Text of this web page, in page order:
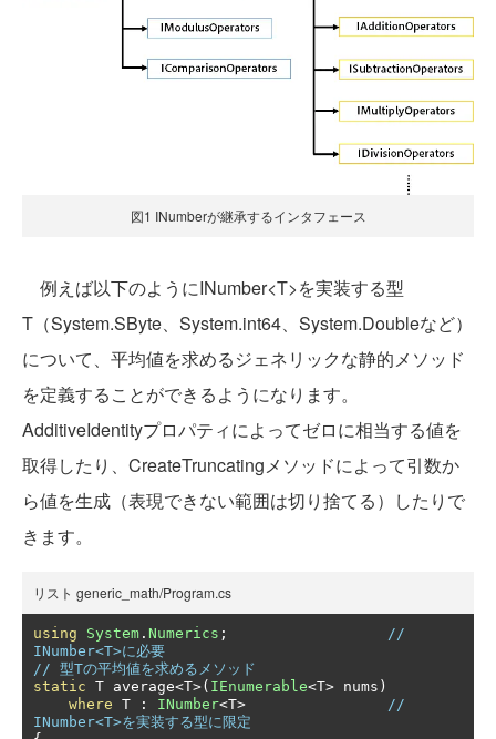
図1 INumberが継承するインタフェース
例えば以下のようにINumber<T>を実装する型
T（System.SByte、System.int64、System.Doubleなど）
について、平均値を求めるジェネリックな静的メソッド
を定義することができるようになります。
AdditiveIdentityプロパティによってゼロに相当する値を
取得したり、CreateTruncatingメソッドによって引数か
ら値を生成（表現できない範囲は切り捨てる）したりで
きます。
リスト generic_math/Program.cs
using System . Numerics ;
//
INumber<T>に必要
// 型Tの平均値を求めるメソッド
static T average<T>( IEnumerable<T> nums )
where T : INumber<T>
//
INumber<T>を実装する型に限定